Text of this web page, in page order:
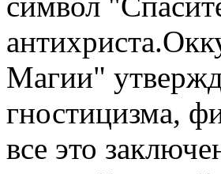
Магии"
гностицизма,
все это